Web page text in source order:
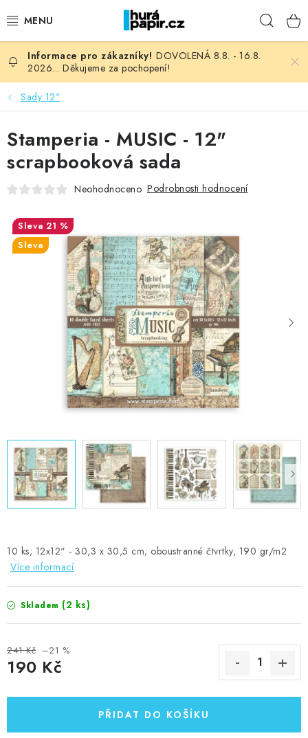
na
NOVINKY
HURÁ DÍLNA
VŠECHNO ZBOŽÍ
KNIHAŘSKÝ MATERIÁL
OBLÍBENÉ ♥️
FOTORECENZE
MOJE OBJEDNÁVKA
Kontakty Moje objednávka
Oblíbené ♥️
Hodnocení obchodu
Obchodní podmínky
Jak nakupovat
DOVOLENÁ 8.8. - 16.8.
2026... Děkujeme za pochopení!
Sady 12"
10 ks; 12x12" - 30,3 x 30,5 cm; oboustranné čtvrtky, 190 gr/m2
Více informací
Skladem (2 ks)
241 Kč –21 %
190 Kč
PŘIDAT DO KOŠÍKU
Stamperia - MUSIC - 12"
scrapbooková sada
Neohodnoceno Podrobnosti hodnocení
21 %
Sleva